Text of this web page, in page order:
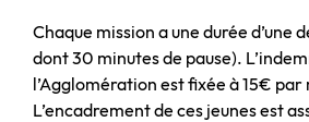
Chaque mission a une durée d’une
dont 30 minutes de pause).
l’Agglomération est fixée à 15€ par
L’encadrement de ces jeunes est